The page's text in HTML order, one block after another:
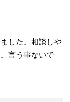
した。相談しや
言う事ないで